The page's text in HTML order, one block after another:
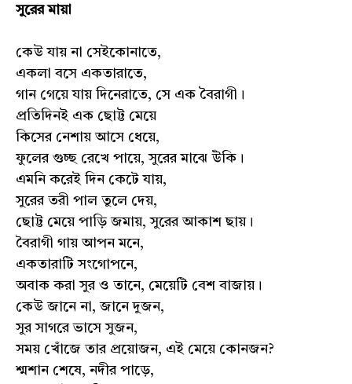
সুরের মায়া
কেউ যায় না সেইকোনাতে,
একলা বসে একতারাতে,
গান গেয়ে যায় দিনেরাতে, সে এক বৈরাগী।
প্রতিদিনই এক ছোট্ট মেয়ে
কিসের নেশায় আসে ধেয়ে,
ফুলের গুচ্ছ রেখে পায়ে, সুরের মাঝে উঁকি।
এমনি করেই দিন কেটে যায়,
সুরের তরী পাল তুলে দেয়,
ছোট্ট মেয়ে পাড়ি জমায়, সুরের আকাশ ছায়।
বৈরাগী গায় আপন মনে,
একতারাটি সংগোপনে,
অবাক করা সুর ও তানে, মেয়েটি বেশ বাজায়।
কেউ জানে না, জানে দুজন,
সুর সাগরে ভাসে সুজন,
সময় খোঁজে তার প্রয়োজন, এই মেয়ে কোনজন?
শ্মশান শেষে, নদীর পাড়ে,